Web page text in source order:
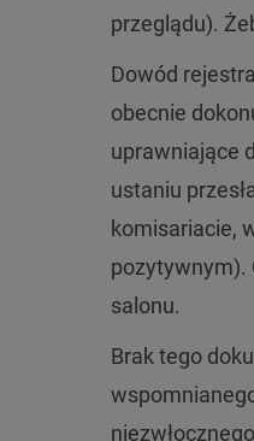
przeglądu).
Dowód
obecnie
uprawniające
ustaniu
komisariacie,
pozytywnym).
salonu.
Brak tego